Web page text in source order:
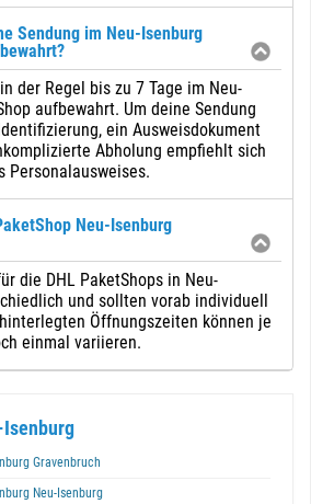
Sendung im Neu-Isenburg
der Regel bis zu 7 Tage im Neu-
aufbewahrt. Um deine Sendung
ein Ausweisdokument
Abholung empfiehlt sich
Personalausweises.
Neu-Isenburg
die DHL PaketShops in Neu-
und sollten vorab individuell
Öffnungszeiten können je
einmal variieren.
Gravenbruch
Neu-Isenburg